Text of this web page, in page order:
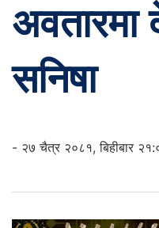
अवतारमा
सनिषा
- २७ चैत्र २०८१, बिहीबार